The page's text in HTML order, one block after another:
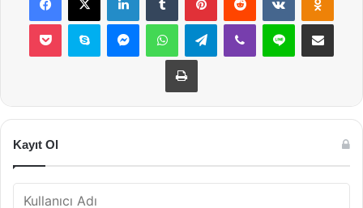
Pocket Skype MessengerWhatsAppTelegramViber Line E-Posta ile
Yazdır
Kayıt Ol